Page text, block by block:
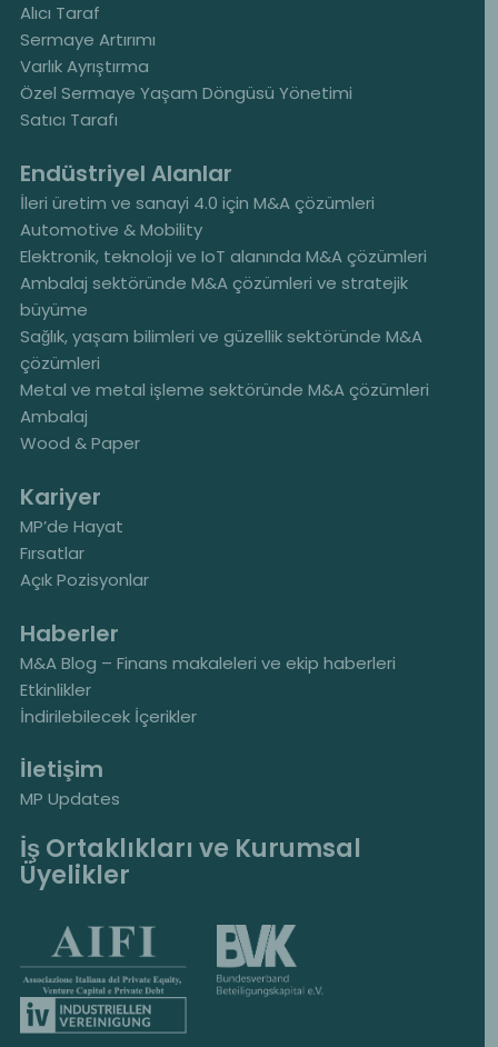
Alıcı Taraf
Sermaye Artırımı
Varlık Ayrıştırma
Özel Sermaye Yaşam Döngüsü Yönetimi
Satıcı Tarafı
Endüstriyel Alanlar
İleri üretim ve sanayi 4.0 için M&A çözümleri
Automotive & Mobility
Elektronik, teknoloji ve IoT alanında M&A çözümleri
Ambalaj sektöründe M&A çözümleri ve stratejik
büyüme
Sağlık, yaşam bilimleri ve güzellik sektöründe M&A
çözümleri
Metal ve metal işleme sektöründe M&A çözümleri
Ambalaj
Wood & Paper
Kariyer
MP’de Hayat
Fırsatlar
Açık Pozisyonlar
Haberler
M&A Blog – Finans makaleleri ve ekip haberleri
Etkinlikler
İndirilebilecek İçerikler
İletişim
MP Updates
İş Ortaklıkları ve Kurumsal
Üyelikler